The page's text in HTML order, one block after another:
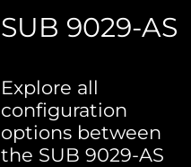
SUB 9029-AS
Explore all
configuration
options between
the SUB 9029-AS